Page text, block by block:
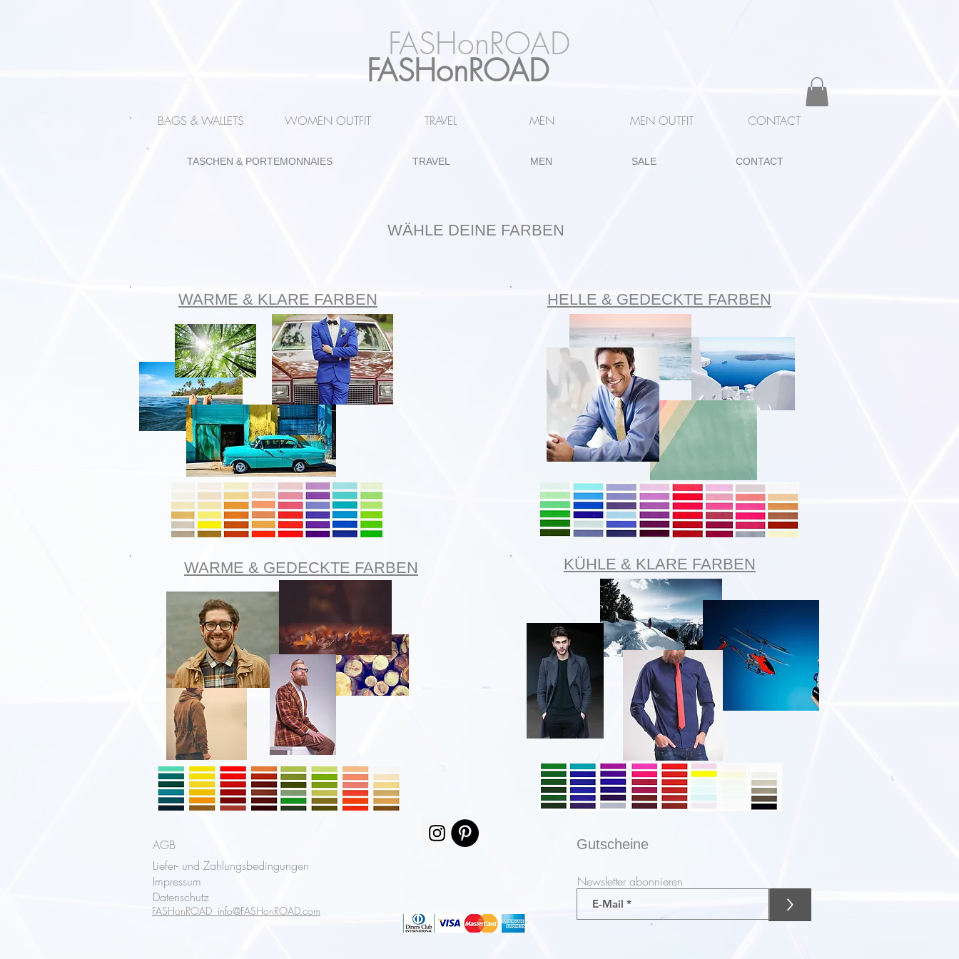
FASHonROAD
TASCHEN & PORTEMONNAIES TRAVEL MEN SALE CONTACT
FASHonROAD
MEN OUTFIT CONTACT
TRAVEL MEN
BAGS & WALLETS WOMEN OUTFIT
WÄHLE DEINE FARBEN
WARME & KLARE FARBEN
WARME & GEDECKTE FARBEN
HELLE & GEDECKTE FARBEN
KÜHLE & KLARE FARBEN
AGB
Gutscheine
Liefer- und Zahlungsbedingungen
Impressum
Datenschutz
FASHonROAD info@FASHonROAD.com
Newsletter abonnieren
>